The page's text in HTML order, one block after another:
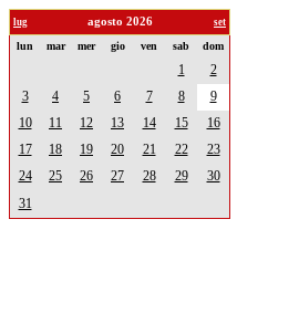
lug agosto 2026 set
lun mar mer gio ven sab dom
1
2
3
4 5 6 7 8
9
10
11 12 13 14 15
16
17
18 19 20 21 22
23
24
25 26 27 28 29
30
31